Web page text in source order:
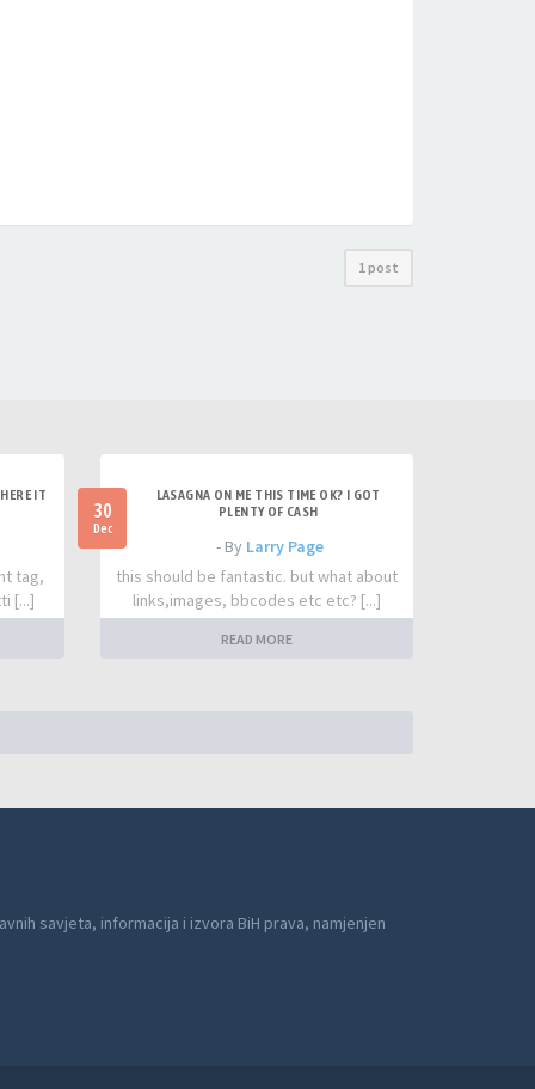
1 post
IT
tag,
[...]
30
Dec
LASAGNA ON ME THIS TIME OK? I GOT
PLENTY OF CASH
- By Larry Page
this should be fantastic. but what about
links,images, bbcodes etc etc? [...]
READ MORE
savjeta, informacija i izvora BiH prava, namjenjen